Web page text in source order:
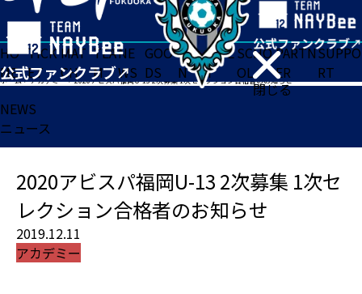
閉じる
HO
ME
TICK
ET
MAT
CH
TEA
M
NE
WS
GOO
DS
FA
N
ACADE
MY
SCHO
OL
PARTN
ER
SUPPO
RT
ホーム>アカデミー>2020アビスパ福岡U-13 2次募集 1次セレクション合格者のお知らせ
NEWS
ニュース
2020アビスパ福岡U-13 2次募集 1次セ
レクション合格者のお知らせ
2019.12.11
アカデミー